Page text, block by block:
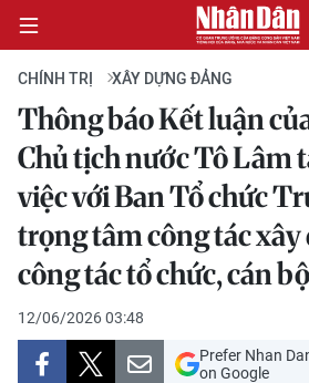
CHÍNH TRỊ
KINH TẾ
VĂN HÓA
XÃ HỘI
PHÁP LUẬT
CHÍNH TRỊ XÂY DỰNG ĐẢNG
Thông báo Kết luận
Chủ tịch nước Tô Lâm
việc với Ban Tổ chức
trọng tâm công tác
công tác tổ chức, cán bộ
12/06/2026 03:48
Prefer Nhan
on Google